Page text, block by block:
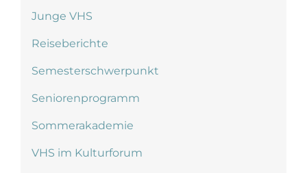
Junge VHS
Reiseberichte
Semesterschwerpunkt
Seniorenprogramm
Sommerakademie
VHS im Kulturforum